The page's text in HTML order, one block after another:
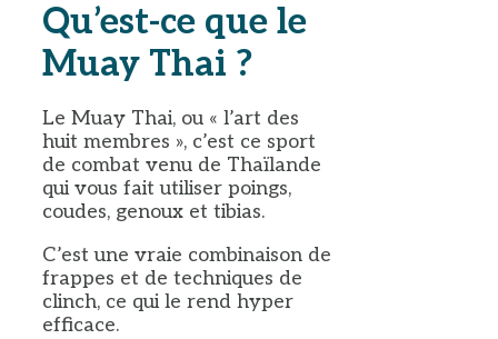
Qu’est-ce que le
Muay Thai ?
Le Muay Thai, ou « l’art des
huit membres », c’est ce sport
de combat venu de Thaïlande
qui vous fait utiliser poings,
coudes, genoux et tibias.
C’est une vraie combinaison de
frappes et de techniques de
clinch, ce qui le rend hyper
efficace.